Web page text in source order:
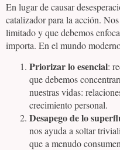
En lugar de causar
catalizador para la acción.
limitado y que debemos
importa. En el mundo
Priorizar lo esencial:
que debemos
nuestras vidas:
crecimiento personal.
Desapego de lo
nos ayuda a soltar
que a menudo